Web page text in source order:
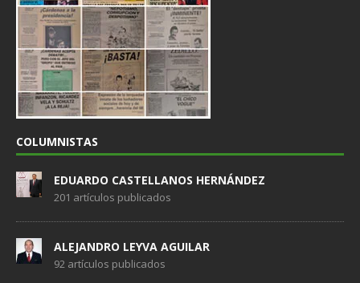
COLUMNISTAS
EDUARDO CASTELLANOS HERNÁNDEZ
201 artículos publicados
ALEJANDRO LEYVA AGUILAR
92 artículos publicados